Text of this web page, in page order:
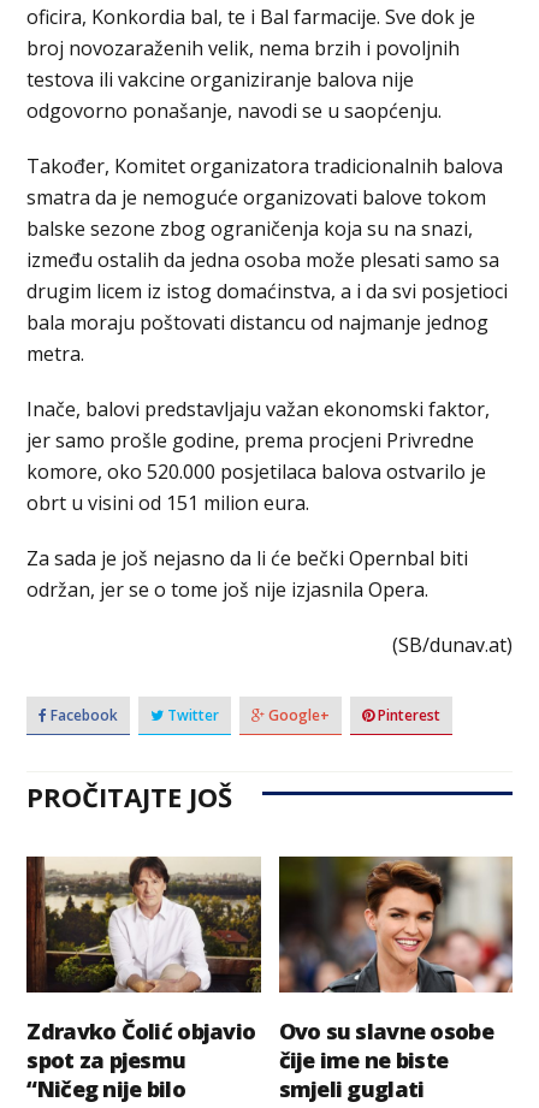
oficira, Konkordia bal, te i Bal farmacije. Sve dok je
broj novozaraženih velik, nema brzih i povoljnih
testova ili vakcine organiziranje balova nije
odgovorno ponašanje, navodi se u saopćenju.
Također, Komitet organizatora tradicionalnih balova
smatra da je nemoguće organizovati balove tokom
balske sezone zbog ograničenja koja su na snazi,
između ostalih da jedna osoba može plesati samo sa
drugim licem iz istog domaćinstva, a i da svi posjetioci
bala moraju poštovati distancu od najmanje jednog
metra.
Inače, balovi predstavljaju važan ekonomski faktor,
jer samo prošle godine, prema procjeni Privredne
komore, oko 520.000 posjetilaca balova ostvarilo je
obrt u visini od 151 milion eura.
Za sada je još nejasno da li će bečki Opernbal biti
održan, jer se o tome još nije izjasnila Opera.
(SB/dunav.at)
Facebook Twitter Google+ Pinterest
PROČITAJTE JOŠ
Zdravko Čolić objavio
spot za pjesmu
“Ničeg nije bilo
Ovo su slavne osobe
čije ime ne biste
smjeli guglati